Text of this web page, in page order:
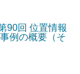
90回 位置情報
例の概要（そ